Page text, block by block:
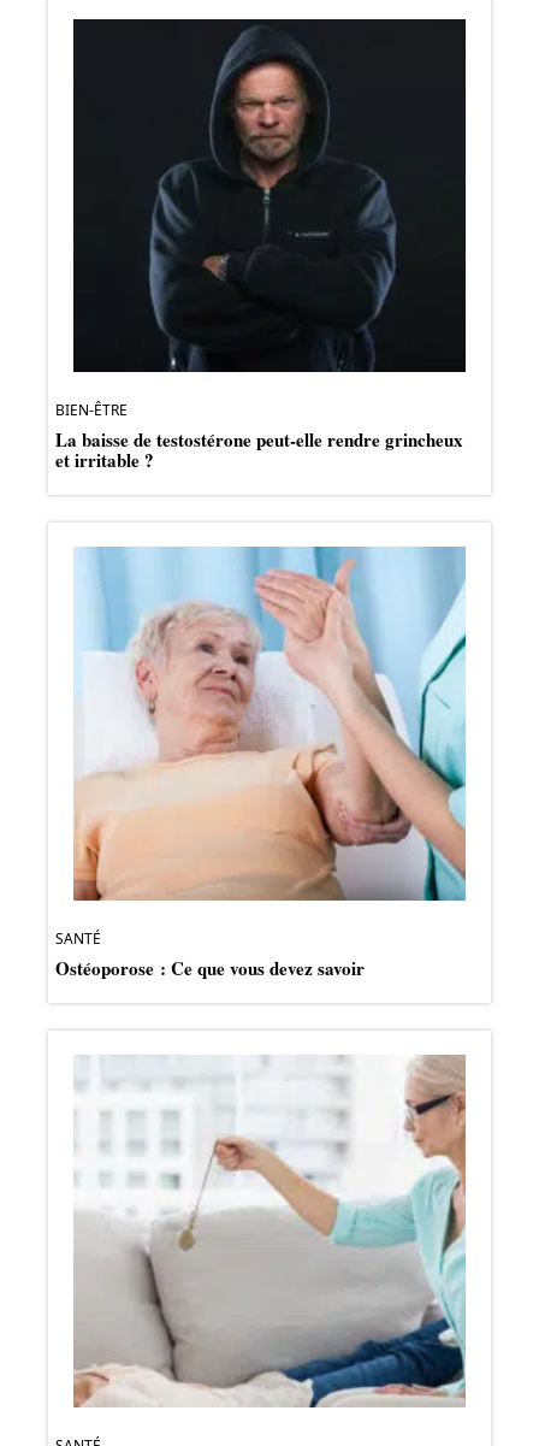
BIEN-ÊTRE
La baisse de testostérone peut-elle rendre grincheux
et irritable ?
SANTÉ
Ostéoporose : Ce que vous devez savoir